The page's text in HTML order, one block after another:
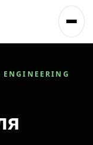
ENGINEERING